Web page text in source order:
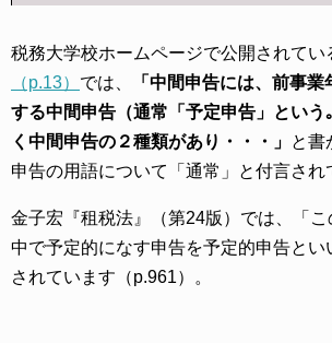
税務大学校ホームページで公開されてい
（p.13） では、
「中間申告には、前事
する中間申告（通常「予定申告」という
く中間申告の２種類があり・・・」 と書
申告の用語について「通常」と付言され
金子宏『租税法』（第24版）では、「
中で予定的になす申告を予定的申告とい
されています（p.961）。